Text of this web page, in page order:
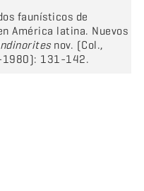
faunísticos de
América latina. Nuevos
nov. (Col.,
131-142.